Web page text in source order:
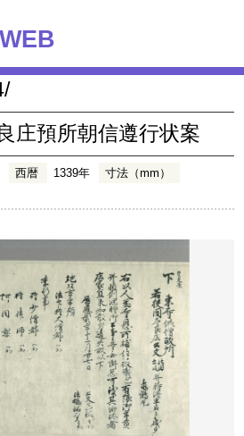
庄預所朝信遵行状案
西暦 1339年
寸法（mm）